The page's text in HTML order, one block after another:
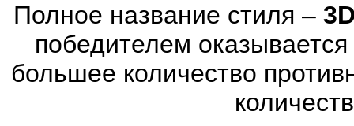
Полное название стиля –
победителем
большее количество